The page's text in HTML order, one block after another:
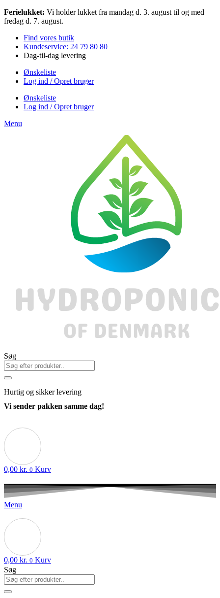
Videre
til
Ferielukket: Vi holder lukket fra mandag d. 3. august til og med
fredag d. 7. august.
Find vores butik
Kundeservice: 24 79 80 80
Dag-til-dag levering
Ønskeliste
Log ind / Opret bruger
Ønskeliste
Log ind / Opret bruger
Menu
Søg
Hurtig og sikker levering
Vi sender pakken samme dag!
0,00 kr. 0 Kurv
Menu
0,00 kr. 0 Kurv
Søg